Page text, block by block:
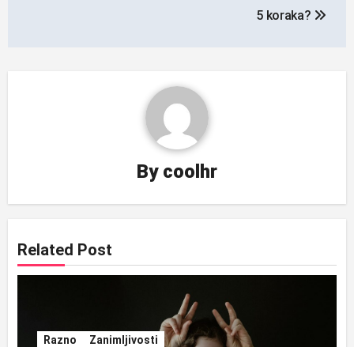
5 koraka?
By coolhr
Related Post
Razno Zanimljivosti